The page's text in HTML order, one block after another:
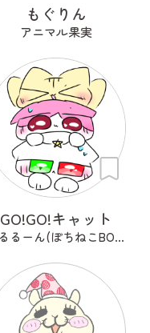
もぐりん
アニマル果実
GO!GO!キャット
はるるーん(ぽちねこBOOKS)